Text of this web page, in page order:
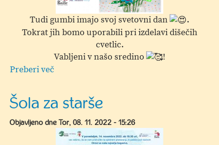
Tudi gumbi imajo svoj svetovni dan
.
Tokrat jih bomo uporabili pri izdelavi dišečih
cvetlic.
Vabljeni v našo sredino
!
Preberi več
ustvarjalnica
za
otroke
Šola za starše
Objavljeno dne Tor, 08. 11. 2022 - 15:26